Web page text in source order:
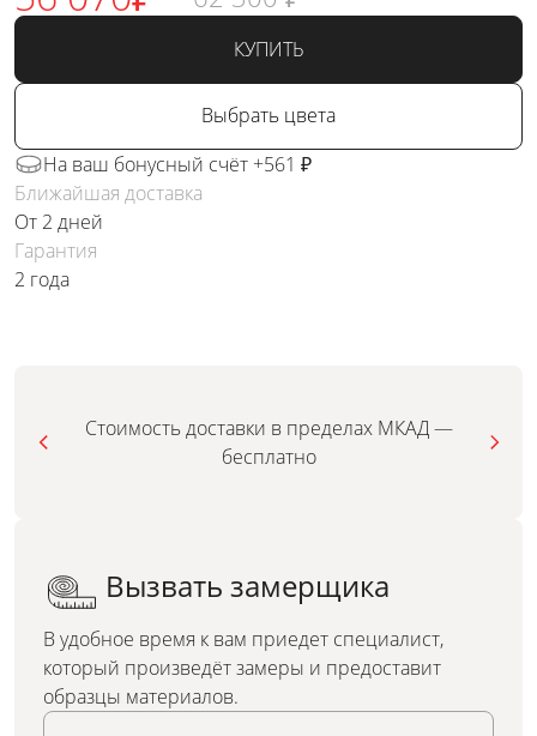
КУПИТЬ
Выбрать цвета
На ваш бонусный счёт +561 ₽
Ближайшая доставка
От 2 дней
Гарантия
2 года
Стоимость доставки в пределах МКАД —
бесплатно
Вызвать замерщика
В удобное время к вам приедет специалист,
который произведёт замеры и предоставит
образцы материалов.